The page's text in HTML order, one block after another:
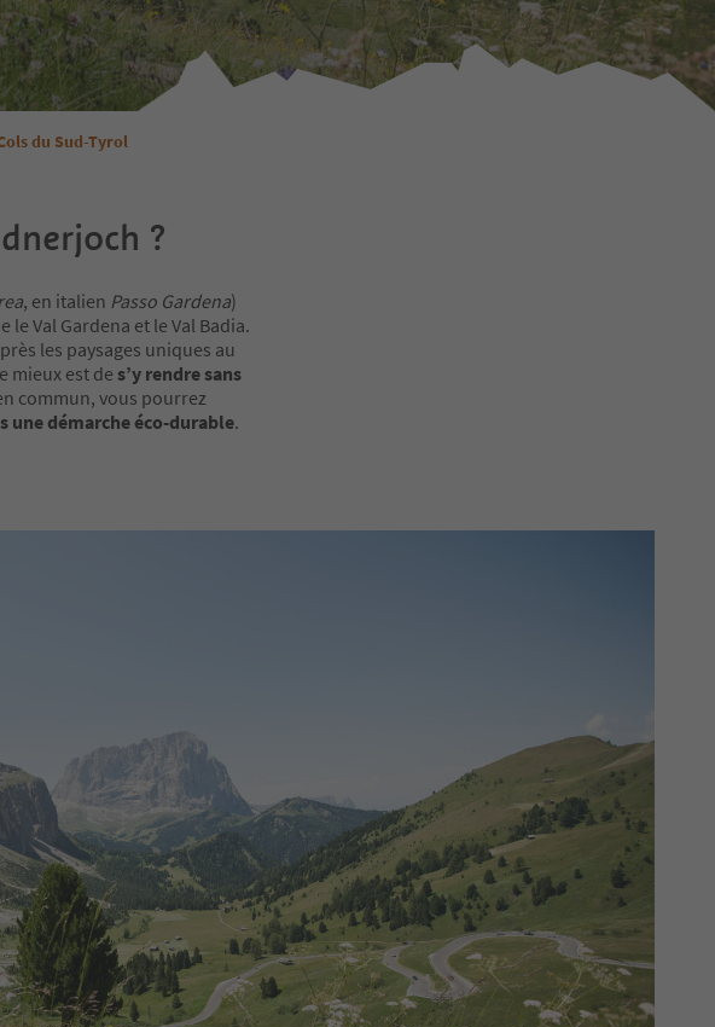
du Sud-Tyrol
?
, en italien Passo Gardena)
Val Gardena et le Val Badia.
les paysages uniques au
mieux est des’y rendre sans
commun, vous pourrez
une démarche éco-durable.